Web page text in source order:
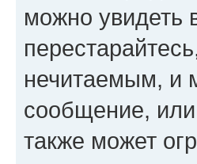
можно увидеть
нечитаемым, и
сообщение,
также может